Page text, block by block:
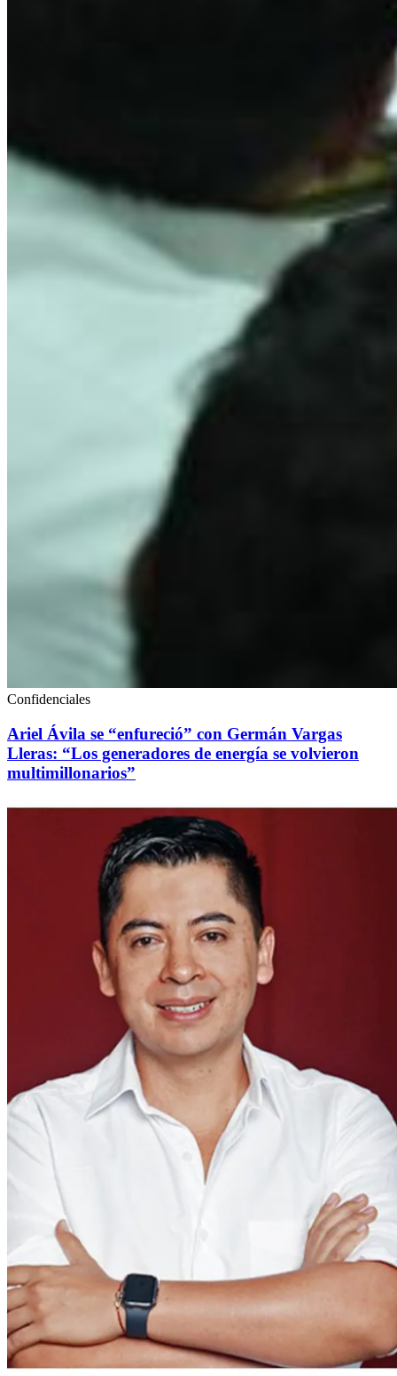
Confidenciales
Ariel Ávila se “enfureció” con Germán Vargas
Lleras: “Los generadores de energía se volvieron
multimillonarios”